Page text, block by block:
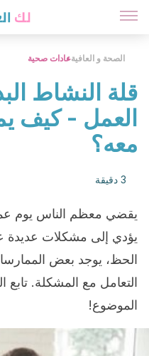
الصحة و العافيةعادات صحية
قلة النشاط
العمل - كيف
معه؟
3 دقيقة
يقضي معظم الناس يوم
يؤدي إلى مشكلات
الحظ، يوجد بعض
التعامل مع المشكلة. تابع
الموضوع!